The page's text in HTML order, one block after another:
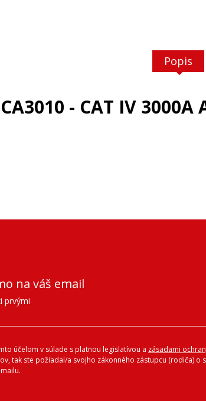
Popis
CA3010 - CAT IV
na váš email
prvými
účelom v súlade s platnou legislatívou a zásadami
tak ste požiadal/a svojho zákonného zástupcu (rodiča)